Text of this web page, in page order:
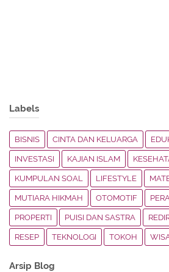
Labels
BISNIS CINTA DAN KELUARGA
INVESTASI KAJIAN ISLAM
KUMPULAN SOAL LIFESTYLE
MUTIARA HIKMAH OTOMOTIF
PROPERTI PUISI DAN SASTRA
RESEP TEKNOLOGI TOKOH
Arsip Blog